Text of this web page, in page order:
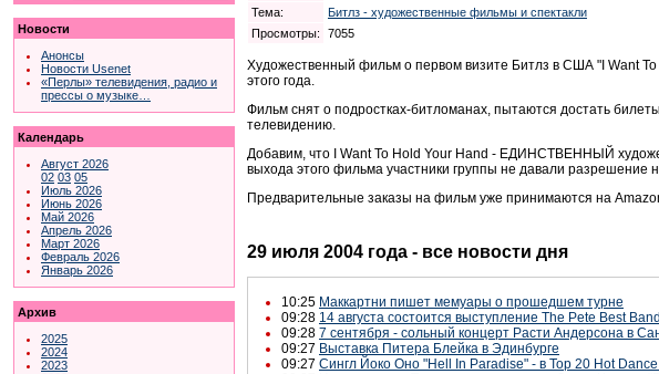
Новости
Анонсы
Новости Usenet
«Перлы» телевидения, радио и
прессы о музыке…
Календарь
Август 2026
02 03 05
Июль 2026
Июнь 2026
Май 2026
Апрель 2026
Март 2026
Февраль 2026
Январь 2026
Архив
2025
2024
2023
Тема:
Битлз - художественные фильмы и спектакли
Просмотры:
7055
Художественный фильм о первом визите Битлз в США "I Want
этого года.
Фильм снят о подростках-битломанах, пытаются достать
телевидению.
Добавим, что I Want To Hold Your Hand - ЕДИНСТВЕННЫЙ
выхода этого фильма участники группы не давали разрешение
Предварительные заказы на фильм уже принимаются на
29 июля 2004 года - все новости дня
10:25 Маккартни пишет мемуары о прошедшем турне
09:28 14 августа состоится выступление The Pete Best
09:28 7 сентября - сольный концерт Расти Андерсона в
09:27 Выставка Питера Блейка в Эдинбурге
09:27 Сингл Йоко Оно "Hell In Paradise" - в Top 20 Hot